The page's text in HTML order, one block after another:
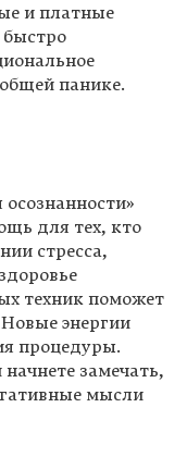
и платные
панике.
для тех, кто
стресса,
техник поможет
энергии
процедуры.
замечать,
мысли